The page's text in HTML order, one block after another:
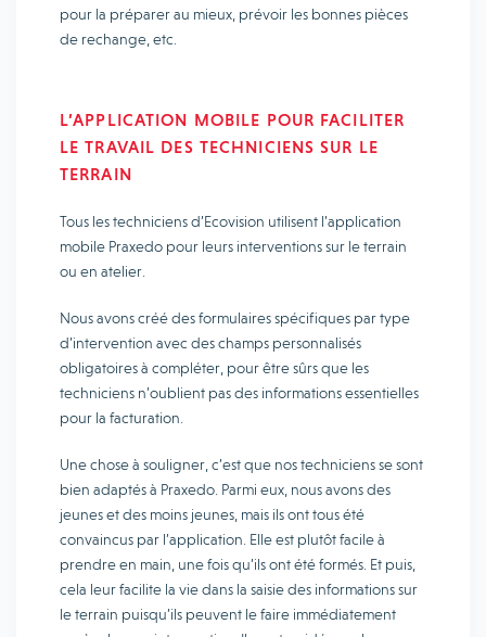
pour la préparer au mieux, prévoir les bonnes pièces
de rechange, etc.
L’APPLICATION MOBILE POUR FACILITER
LE TRAVAIL DES TECHNICIENS SUR LE
TERRAIN
Tous les techniciens d’Ecovision utilisent l’application
mobile Praxedo pour leurs interventions sur le terrain
ou en atelier.
Nous avons créé des formulaires spécifiques par type
d’intervention avec des champs personnalisés
obligatoires à compléter, pour être sûrs que les
techniciens n’oublient pas des informations essentielles
pour la facturation.
Une chose à souligner, c’est que nos techniciens se sont
bien adaptés à Praxedo. Parmi eux, nous avons des
jeunes et des moins jeunes, mais ils ont tous été
convaincus par l’application. Elle est plutôt facile à
prendre en main, une fois qu’ils ont été formés. Et puis,
cela leur facilite la vie dans la saisie des informations sur
le terrain puisqu’ils peuvent le faire immédiatement